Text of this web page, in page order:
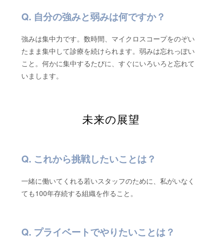
自分の強みと弱みは何ですか？
強みは集中力です。数時間、マイクロスコープをのぞい
たまま集中して診療を続けられます。弱みは忘れっぽい
こと。何かに集中するたびに、すぐにいろいろと忘れて
いまします。
未来の展望
これから挑戦したいことは？
一緒に働いてくれる若いスタッフのために、私がいなく
ても100年存続する組織を作ること。
プライベートでやりたいことは？